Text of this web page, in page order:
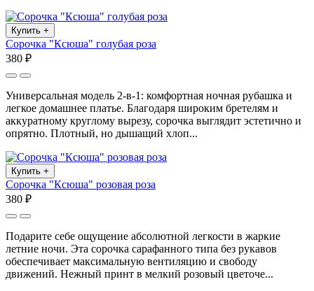
Купить +
Сорочка "Ксюша" голубая роза
380 ₽
Универсальная модель 2-в-1: комфортная ночная рубашка и
легкое домашнее платье. Благодаря широким бретелям и
аккуратному круглому вырезу, сорочка выглядит эстетично и
опрятно. Плотный, но дышащий хлоп...
Купить +
Сорочка "Ксюша" розовая роза
380 ₽
Подарите себе ощущение абсолютной легкости в жаркие
летние ночи. Эта сорочка сарафанного типа без рукавов
обеспечивает максимальную вентиляцию и свободу
движений. Нежный принт в мелкий розовый цветоче...